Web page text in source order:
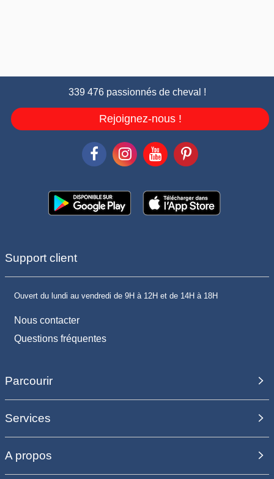
339 476 passionnés de cheval !
Rejoignez-nous !
Support client
Ouvert du lundi au vendredi de 9H à 12H et de 14H à 18H
Nous contacter
Questions fréquentes
Parcourir
Services
A propos